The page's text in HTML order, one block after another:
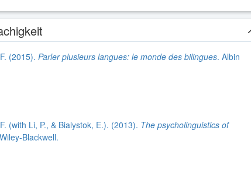
(2015).Parler plusieurs langues: le monde des bilingues. Albin
(with Li, P., & Bialystok, E.). (2013). The psycholinguistics of
Blackwell.